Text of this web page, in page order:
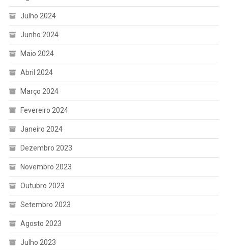
Julho 2024
Junho 2024
Maio 2024
Abril 2024
Março 2024
Fevereiro 2024
Janeiro 2024
Dezembro 2023
Novembro 2023
Outubro 2023
Setembro 2023
Agosto 2023
Julho 2023